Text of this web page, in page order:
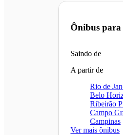
Ônibus para
Saindo de
A partir de
Rio de
Belo
Ribeirão
Campo
Campinas
Ver mais ônibus